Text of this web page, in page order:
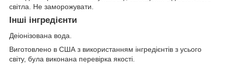
світла. Не заморожувати.
Інші інгредієнти
Деіонізована вода.
Виготовлено в США з використанням інгредієнтів з усього
світу, була виконана перевірка якості.